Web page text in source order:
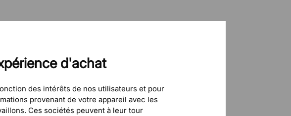
d'achat
des intérêts de nos utilisateurs et pour
provenant de votre appareil avec les
Ces sociétés peuvent à leur tour